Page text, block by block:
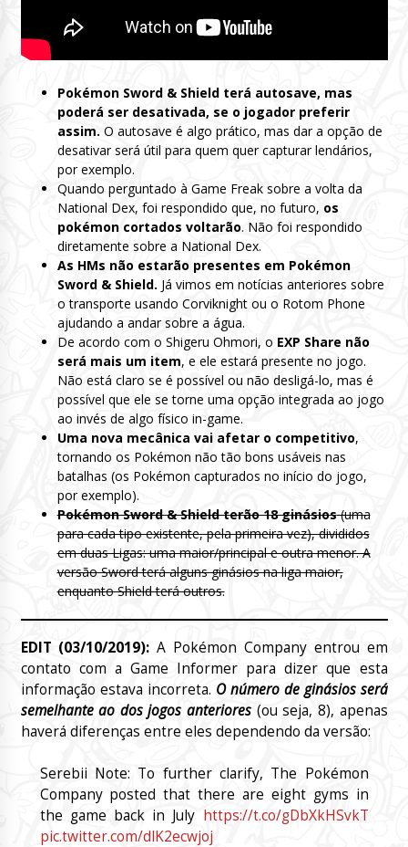
Pokémon Sword & Shield terá autosave, mas
poderá ser desativada, se o jogador preferir
assim. O autosave é algo prático, mas dar a opção de
desativar será útil para quem quer capturar lendários,
por exemplo.
Quando perguntado à Game Freak sobre a volta da
National Dex, foi respondido que, no futuro, os
pokémon cortados voltarão. Não foi respondido
diretamente sobre a National Dex.
As HMs não estarão presentes em Pokémon
Sword & Shield. Já vimos em notícias anteriores sobre
o transporte usando Corviknight ou o Rotom Phone
ajudando a andar sobre a água.
De acordo com o Shigeru Ohmori, o EXP Share não
será mais um item, e ele estará presente no jogo.
Não está claro se é possível ou não desligá-lo, mas é
possível que ele se torne uma opção integrada ao jogo
ao invés de algo físico in-game.
Uma nova mecânica vai afetar o competitivo,
tornando os Pokémon não tão bons usáveis nas
batalhas (os Pokémon capturados no início do jogo,
por exemplo).
Pokémon Sword & Shield terão 18 ginásios(uma
para cada tipo existente, pela primeira vez), divididos
em duas Ligas: uma maior/principal e outra menor. A
versão Sword terá alguns ginásios na liga maior,
enquanto Shield terá outros.
EDIT (03/10/2019): A Pokémon Company entrou em
contato com a Game Informer para dizer que esta
informação estava incorreta. O número de ginásios será
semelhante ao dos jogos anteriores (ou seja, 8), apenas
haverá diferenças entre eles dependendo da versão:
Serebii Note: To further clarify, The Pokémon
Company posted that there are eight gyms in
the game back in July https://t.co/gDbXkHSvkT
pic.twitter.com/dlK2ecwjoj